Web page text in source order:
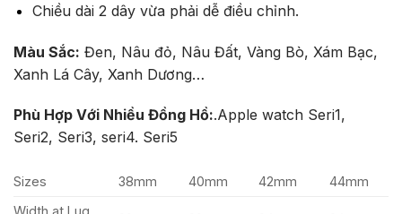
Chiều dài 2 dây vừa phải dễ điều chỉnh.
Màu Sắc: Đen, Nâu đỏ, Nâu Đất, Vàng Bò, Xám Bạc,
Xanh Lá Cây, Xanh Dương…
Phù Hợp Với Nhiều Đồng Hồ:.Apple watch Seri1,
Seri2, Seri3, seri4. Seri5
Sizes 38mm 40mm 42mm
44mm